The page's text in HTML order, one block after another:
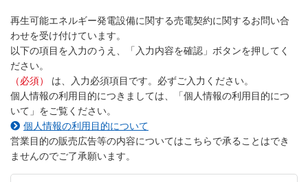
再生可能エネルギー発電設備に関する売電契約に関するお問い合
わせを受け付けています。
以下の項目を入力のうえ、「入力内容を確認」ボタンを押してく
ださい。
（必須）
は、入力必須項目です。必ずご入力ください。
個人情報の利用目的につきましては、「個人情報の利用目的につ
いて」をご覧ください。
個人情報の利用目的について
営業目的の販売広告等の内容についてはこちらで承ることはでき
ませんのでご了承願います。